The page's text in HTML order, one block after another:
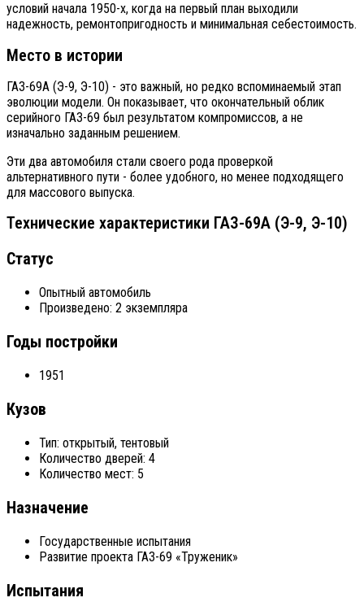
условий начала 1950-х, когда на первый план выходили
надежность, ремонтопригодность и минимальная себестоимость.
Место в истории
ГАЗ-69А (Э-9, Э-10) - это важный, но редко вспоминаемый этап
эволюции модели. Он показывает, что окончательный облик
серийного ГАЗ-69 был результатом компромиссов, а не
изначально заданным решением.
Эти два автомобиля стали своего рода проверкой
альтернативного пути - более удобного, но менее подходящего
для массового выпуска.
Технические характеристики ГАЗ-69А (Э-9, Э-10)
Статус
Опытный автомобиль
Произведено: 2 экземпляра
Годы постройки
1951
Кузов
Тип: открытый, тентовый
Количество дверей: 4
Количество мест: 5
Назначение
Государственные испытания
Развитие проекта ГАЗ-69 «Труженик»
Испытания